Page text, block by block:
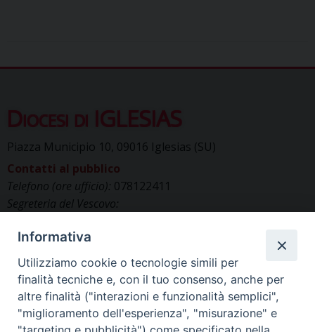
Diocesi di IGLESIAS
Piazza Municipio 10, 09016 Iglesias (SU)
Contatti al pubblico
Telefono (ore ufficio): 078122411
Segreteria del Vescovo:
Uffici di Curia:curia_iglesias@libero.it
Cancelleria (richiesta documenti):
canc.curia.iglesias@tiscali.it
Comunicazione & media (ufficio stampa):
ucs.iglesias@gmail.com
Informativa
Utilizziamo cookie o tecnologie simili per
finalità tecniche e, con il tuo consenso, anche per
altre finalità ("interazioni e funzionalità semplici",
"miglioramento dell'esperienza", "misurazione" e